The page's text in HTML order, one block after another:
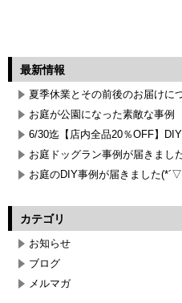
最新情報
夏季休業とその前後のお届けに
お庭が公園になった素敵な事例
6/30迄【店内全品20％OFF】
お庭ドッグラン事例が届きまし
お庭のDIY事例が届きました
カテゴリ
お知らせ
ブログ
メルマガ